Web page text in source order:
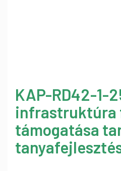
KAP-RD42-1-
infrastruktúra
támogatása